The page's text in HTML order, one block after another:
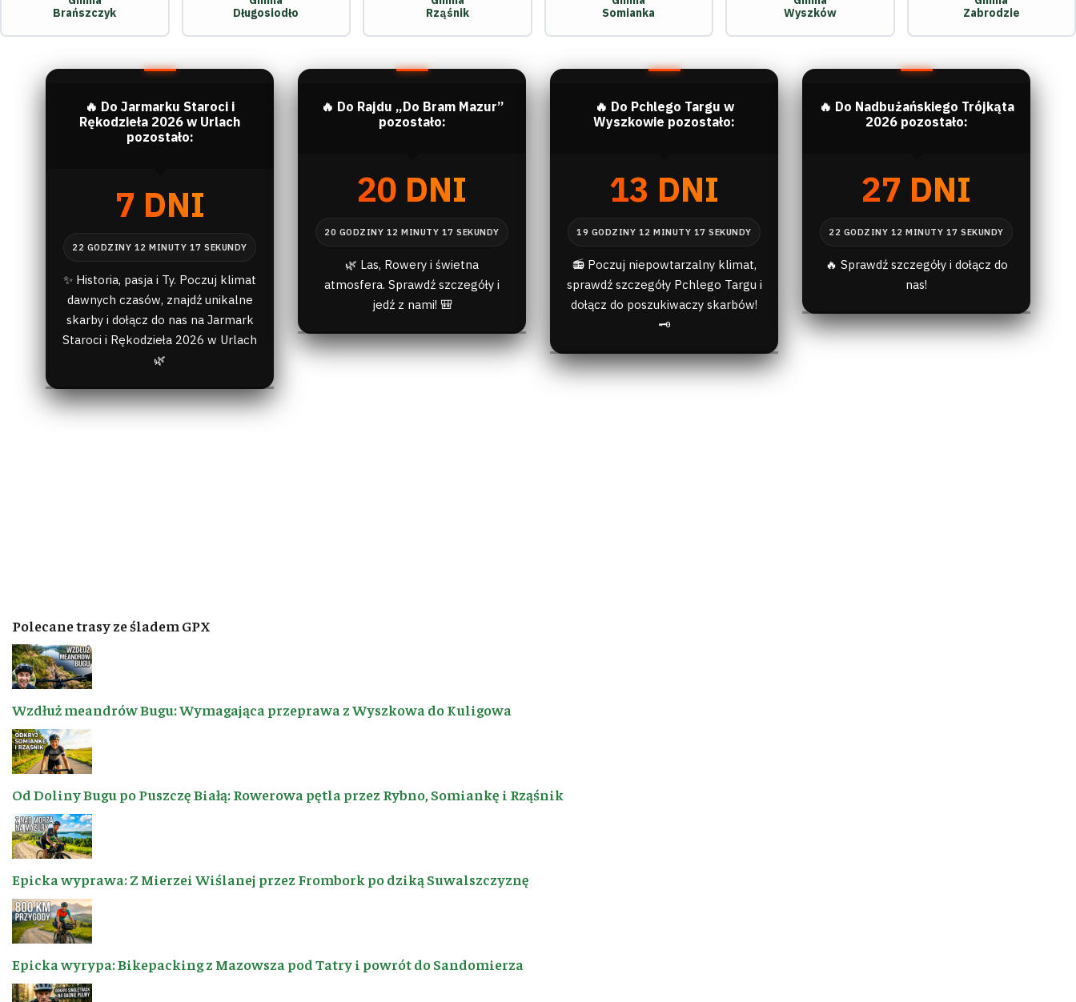
Brańszczyk
Długosiodło
Rząśnik
Somianka
Wyszków
Zabrodzie
🔥 Do Jarmarku Staroci i
Rękodzieła 2026 w Urlach
pozostało:
7 DNI
✨ Historia, pasja i Ty. Poczuj klimat
dawnych czasów, znajdź unikalne
skarby i dołącz do nas na Jarmark
Staroci i Rękodzieła 2026 w Urlach
🌿
🔥 Do Rajdu „Do Bram Mazur”
pozostało:
20 DNI
🌿 Las, Rowery i świetna
atmosfera. Sprawdź szczegóły i
jedź z nami! 🎒
🔥 Do Pchlego Targu w
Wyszkowie pozostało:
13 DNI
📻 Poczuj niepowtarzalny klimat,
sprawdź szczegóły Pchlego Targu i
dołącz do poszukiwaczy skarbów!
🗝️
🔥 Do Nadbużańskiego Trójkąta
2026 pozostało:
27 DNI
🔥 Sprawdź szczegóły i dołącz do
nas!
Polecane trasy ze śladem GPX
Wzdłuż meandrów Bugu: Wymagająca przeprawa z Wyszkowa do Kuligowa
Od Doliny Bugu po Puszczę Białą: Rowerowa pętla przez Rybno, Somiankę i Rząśnik
Epicka wyprawa: Z Mierzei Wiślanej przez Frombork po dziką Suwalszczyznę
Epicka wyrypa: Bikepacking z Mazowsza pod Tatry i powrót do Sandomierza